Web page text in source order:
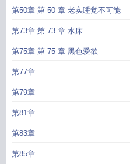
饭男
第50章 第 50 章 老实睡觉不可能
第73章 第 73 章 水床
第75章 第 75 章 黑色爱欲
第77章
第79章
第81章
第83章
第85章